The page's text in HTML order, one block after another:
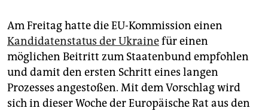
Am Freitag hatte die EU-Kommission einen
Kandidatenstatus der Ukrainefür einen
möglichen Beitritt zum Staatenbund empfohlen
und damit den ersten Schritt eines langen
Prozesses angestoßen. Mit dem Vorschlag wird
sich in dieser Woche der Europäische Rat aus den